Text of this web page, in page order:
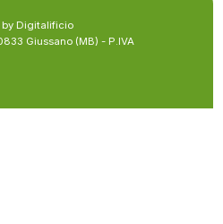
by Digitalificio
Giussano (MB) - P.IVA